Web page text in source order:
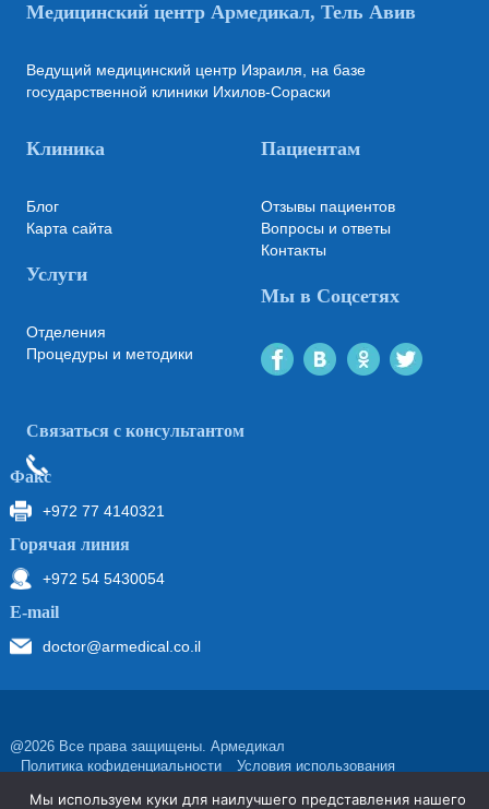
Медицинский центр Армедикал, Тель Авив
Ведущий медицинский центр Израиля, на базе
государственной клиники Ихилов-Сораски
Клиника
Блог
Карта сайта
Услуги
Отделения
Процедуры и методики
Пациентам
Отзывы пациентов
Вопросы и ответы
Контакты
Мы в Соцсетях
Связаться с консультантом
Факс
+972 77 4140321
Горячая линия
+972 54 5430054
Е-mail
doctor@armedical.co.il
@2026 Все права защищены. Армедикал
Политика кофиденциальности
Условия использования
Мы используем куки для наилучшего представления нашего